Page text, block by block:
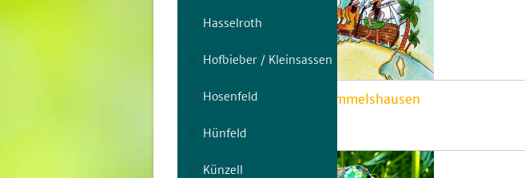
Hasselroth
Hofbieber / Kleinsassen
Hosenfeld
Hünfeld
Künzell
Thomas Mann liest Grimmelshausen
Do, 06.08. | 19:00